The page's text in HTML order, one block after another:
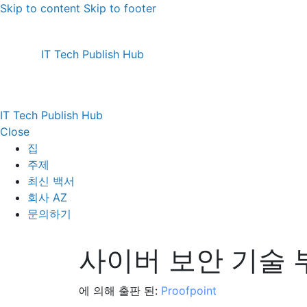
Skip to content Skip to footer
IT Tech Publish Hub
IT Tech Publish Hub
Close
집
주제
최신 백서
회사 AZ
문의하기
사이버 보안 기술
에 의해 출판 된: Proofpoint